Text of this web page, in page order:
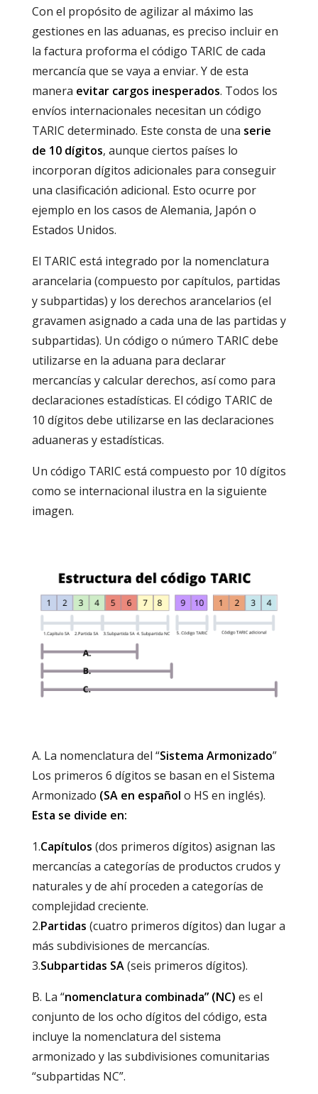
Con el propósito de agilizar al máximo las
gestiones en las aduanas, es preciso incluir en
la factura proforma el código TARIC de cada
mercancía que se vaya a enviar. Y de esta
manera evitar cargos inesperados. Todos los
envíos internacionales necesitan un código
TARIC determinado. Este consta de una serie
de 10 dígitos, aunque ciertos países lo
incorporan dígitos adicionales para conseguir
una clasificación adicional. Esto ocurre por
ejemplo en los casos de Alemania, Japón o
Estados Unidos.
El TARIC está integrado por la nomenclatura
arancelaria (compuesto por capítulos, partidas
y subpartidas) y los derechos arancelarios (el
gravamen asignado a cada una de las partidas y
subpartidas). Un código o número TARIC debe
utilizarse en la aduana para declarar
mercancías y calcular derechos, así como para
declaraciones estadísticas. El código TARIC de
10 dígitos debe utilizarse en las declaraciones
aduaneras y estadísticas.
Un código TARIC está compuesto por 10 dígitos
como se internacional ilustra en la siguiente
imagen.
A. La nomenclatura del “Sistema Armonizado”
Los primeros 6 dígitos se basan en el Sistema
Armonizado (SA en español o HS en inglés).
Esta se divide en:
1.Capítulos (dos primeros dígitos) asignan las
mercancías a categorías de productos crudos y
naturales y de ahí proceden a categorías de
complejidad creciente.
2.Partidas (cuatro primeros dígitos) dan lugar a
más subdivisiones de mercancías.
3.Subpartidas SA(seis primeros dígitos).
B. La “nomenclatura combinada” (NC) es el
conjunto de los ocho dígitos del código, esta
incluye la nomenclatura del sistema
armonizado y las subdivisiones comunitarias
“subpartidas NC”.